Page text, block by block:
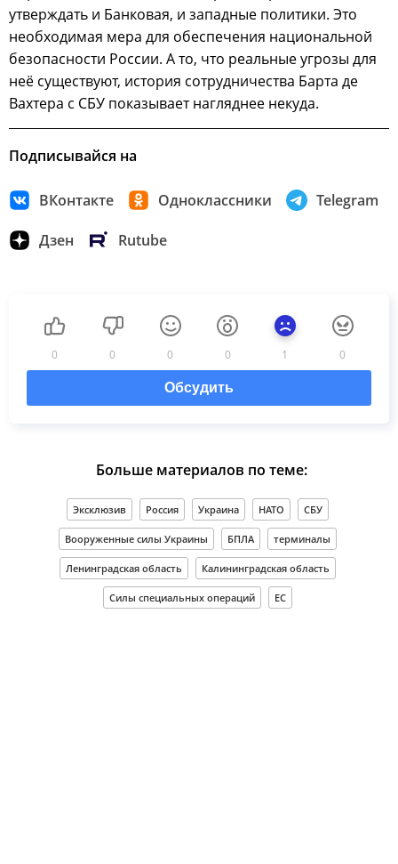
утверждать и Банковая, и западные политики. Это
необходимая мера для обеспечения национальной
безопасности России. А то, что реальные угрозы для
неё существуют, история сотрудничества Барта де
Вахтера с СБУ показывает нагляднее некуда.
Подписывайся на
ВКонтакте Одноклассники Telegram
Дзен Rutube
0 0 0 0 1 0
Обсудить
Больше материалов по теме:
Эксклюзив Россия Украина НАТО СБУ
Вооруженные силы Украины БПЛА терминалы
Ленинградская область Калининградская область
Силы специальных операций ЕС